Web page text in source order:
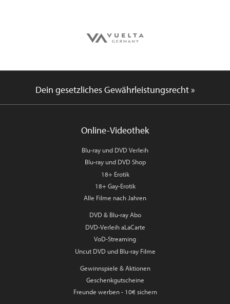
Dein gesetzliches Gewährleistungsrecht »
Online-Videothek
Blu-ray und DVD Verleih
Blu-ray und DVD Shop
18+ Erotik
18+ Gay-Erotik
Alle Filme nach Jahren
DVD & Blu-ray Abo
DVD-Verleih aLaCarte
VoD-Streaming
Uncut DVD und Blu-ray Filme
Gewinnspiele & Aktionen
Geschenkgutscheine
Freunde werben - 10€ sichern